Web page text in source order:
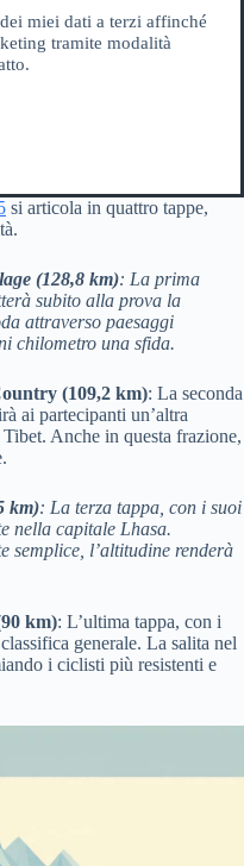
miei dati a terzi affinché
tramite modalità
si articola in quattro tappe,
(128,8 km): La prima
subito alla prova la
attraverso paesaggi
chilometro una sfida.
(109,2 km): La seconda
ai partecipanti un’altra
Anche in questa frazione,
km): La terza tappa, con i suoi
nella capitale Lhasa.
semplice, l’altitudine renderà
km): L’ultima tappa, con i
generale. La salita nel
i ciclisti più resistenti e